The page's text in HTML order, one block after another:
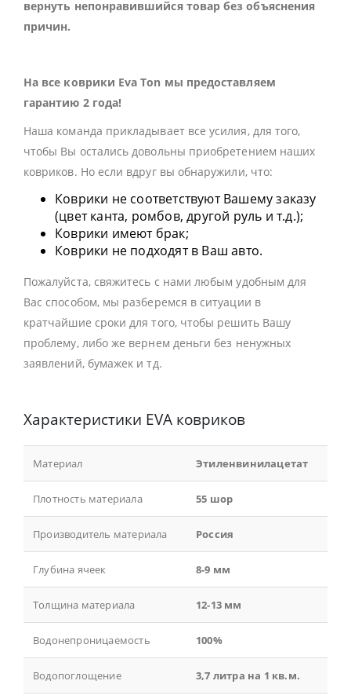
вернуть непонравившийся товар без объяснения
причин.
На все коврики Eva Ton мы предоставляем
гарантию 2 года!
Наша команда прикладывает все усилия, для того,
чтобы Вы остались довольны приобретением наших
ковриков. Но если вдруг вы обнаружили, что:
Коврики не соответствуют Вашему заказу
(цвет канта, ромбов, другой руль и т.д.);
Коврики имеют брак;
Коврики не подходят в Ваш авто.
Пожалуйста, свяжитесь с нами любым удобным для
Вас способом, мы разберемся в ситуации в
кратчайшие сроки для того, чтобы решить Вашу
проблему, либо же вернем деньги без ненужных
заявлений, бумажек и тд.
Характеристики EVA ковриков
Материал Этиленвинилацетат
Плотность материала 55 шор
Производитель материала Россия
Глубина ячеек 8-9 мм
Толщина материала 12-13 мм
Водонепроницаемость 100%
Водопоглощение 3,7 литра на 1 кв.м.